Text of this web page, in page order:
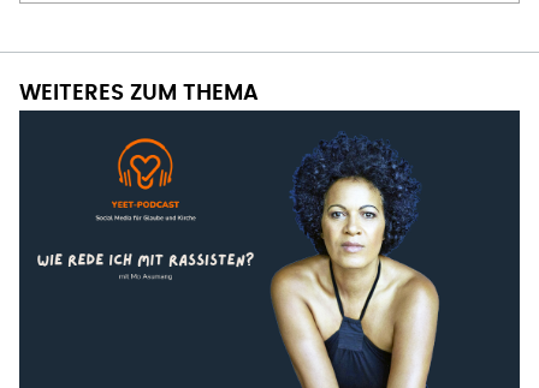
WEITERES ZUM THEMA